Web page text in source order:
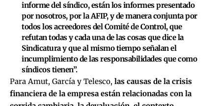
informe del síndico, están los informes presentado
por nosotros, por la AFIP, y de manera conjunta por
todos los acreedores del Comité de Control, que
refutan todas y cada una de las cosas que dice la
Sindicatura y que al mismo tiempo señalan el
incumplimiento de las responsabilidades que como
síndicos tienen”.
Para Amut, García y Telesco, las causas de la crisis
financiera de la empresa están relacionadas con la